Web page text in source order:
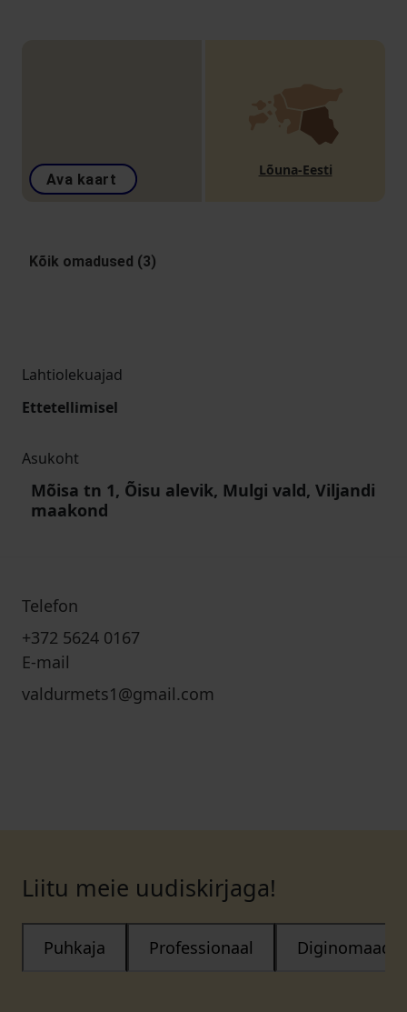
Ava kaart
Lõuna-Eesti
Kõik omadused (3)
Lahtiolekuajad
Ettetellimisel
Asukoht
Mõisa tn 1, Õisu alevik, Mulgi vald, Viljandi
maakond
Telefon
+372 5624 0167
E-mail
valdurmets1@gmail.com
Liitu meie uudiskirjaga!
Puhkaja Professionaal Diginomaad